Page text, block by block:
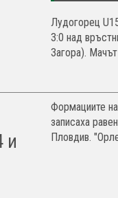
Лудогорец
3:0 над
Загора).
и
Формациите
записаха
Пловдив.